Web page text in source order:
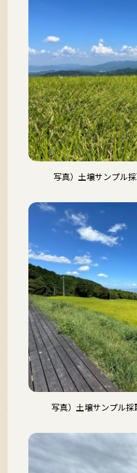
写真）土壌サンプル
写真）土壌サンプル採